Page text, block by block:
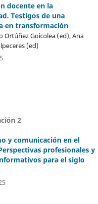
docente en la
Testigos de una
en transformación
Ortúñez Goicolea (ed), Ana
(ed)
2
y comunicación en el
profesionales y
para el siglo